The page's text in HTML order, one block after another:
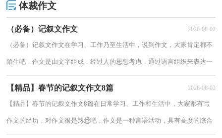
体裁作文
（必备）记叙文作文 2026-08-02
（必备）记叙文作文在学习、工作乃至生活中，说到作文，大家肯定都不
陌生吧，作文是由文字组成，经过人的思想考虑，通过语言组织来表达一
【精品】春节的记叙文作文8篇 2026-08-02
【精品】春节的记叙文作文8篇在日常学习、工作和生活中，大家都有写
作文的经历，对作文很是熟悉吧，作文是一种言语活动，具有高度的综合